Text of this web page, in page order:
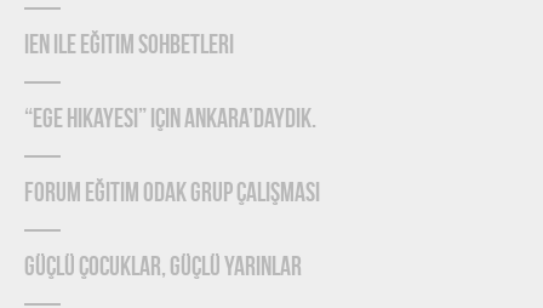
IEN ile Eğitim Sohbetleri
“Ege Hikayesi” için Ankara’daydık.
Forum Eğitim Odak Grup Çalışması
Güçlü Çocuklar, Güçlü Yarınlar